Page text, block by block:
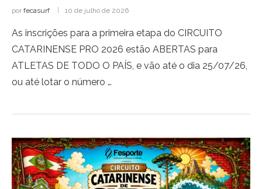
por fecasurf 10 de julho de 2026
As inscrições para a primeira etapa do CIRCUITO
CATARINENSE PRO 2026 estão ABERTAS para
ATLETAS DE TODO O PAÍS, e vão até o dia 25/07/26,
ou até lotar o número …